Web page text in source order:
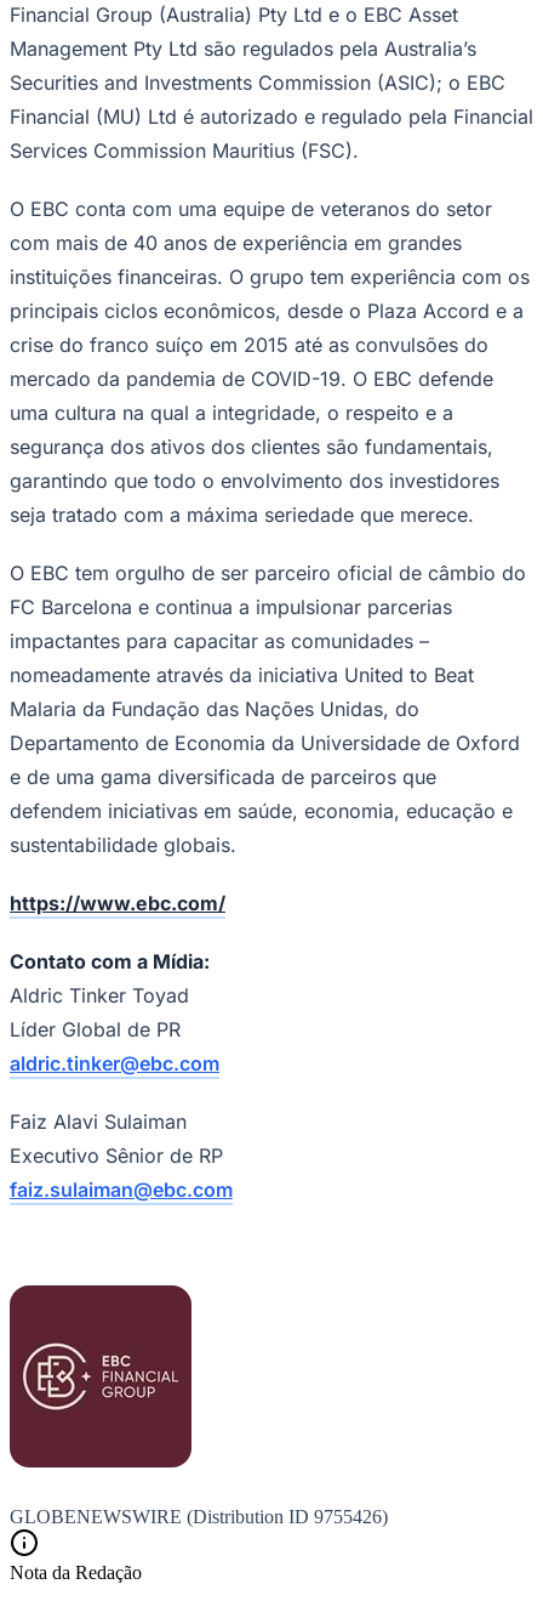
Vasco
Financial Group (Australia) Pty Ltd e o EBC Asset
Management Pty Ltd são regulados pela Australia’s
Securities and Investments Commission (ASIC); o EBC
Financial (MU) Ltd é autorizado e regulado pela Financial
Services Commission Mauritius (FSC).
O EBC conta com uma equipe de veteranos do setor
com mais de 40 anos de experiência em grandes
instituições financeiras. O grupo tem experiência com os
principais ciclos econômicos, desde o Plaza Accord e a
crise do franco suíço em 2015 até as convulsões do
mercado da pandemia de COVID-19. O EBC defende
uma cultura na qual a integridade, o respeito e a
segurança dos ativos dos clientes são fundamentais,
garantindo que todo o envolvimento dos investidores
seja tratado com a máxima seriedade que merece.
O EBC tem orgulho de ser parceiro oficial de câmbio do
FC Barcelona e continua a impulsionar parcerias
impactantes para capacitar as comunidades –
nomeadamente através da iniciativa United to Beat
Malaria da Fundação das Nações Unidas, do
Departamento de Economia da Universidade de Oxford
e de uma gama diversificada de parceiros que
defendem iniciativas em saúde, economia, educação e
sustentabilidade globais.
https://www.ebc.com/
Contato com a Mídia:
Aldric Tinker Toyad
Líder Global de PR
aldric.tinker@ebc.com
Faiz Alavi Sulaiman
Executivo Sênior de RP
faiz.sulaiman@ebc.com
GLOBENEWSWIRE (Distribution ID 9755426)
Nota da Redação